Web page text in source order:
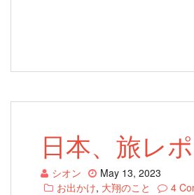
日本、旅レ
シオン
May 13, 2023
お出かけ, 大翔のこと
4